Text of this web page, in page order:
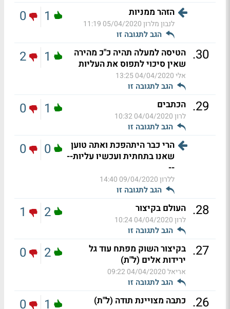
הזהר ממניות
לנבון מלרון05/04/2020 11:19
הגב לתגובה זו
1
0
30
. הטיסה למעלה תהיה כ"כ מהירה
שאין סיכוי לתפוס את העליות
אלי04/04/2020 13:25
הגב לתגובה זו
1
2
29
. הכתבים
לרון04/04/2020 10:32
הגב לתגובה זו
1
0
הרי כבר היתהפכת ואתה טוען
שאנו בתחתית ועכשיו עליות--
--
ללרון09/04/2020 14:40
הגב לתגובה זו
0
0
28
. העולם בקיצור
לרון04/04/2020 10:24
הגב לתגובה זו
2
1
27
. בקיצור השוק מפתח עוד גל
ירידות אלים (ל"ת)
אריאל04/04/2020 09:22
הגב לתגובה זו
2
0
26
. כתבה מצויינת תודה (ל"ת) 1
0